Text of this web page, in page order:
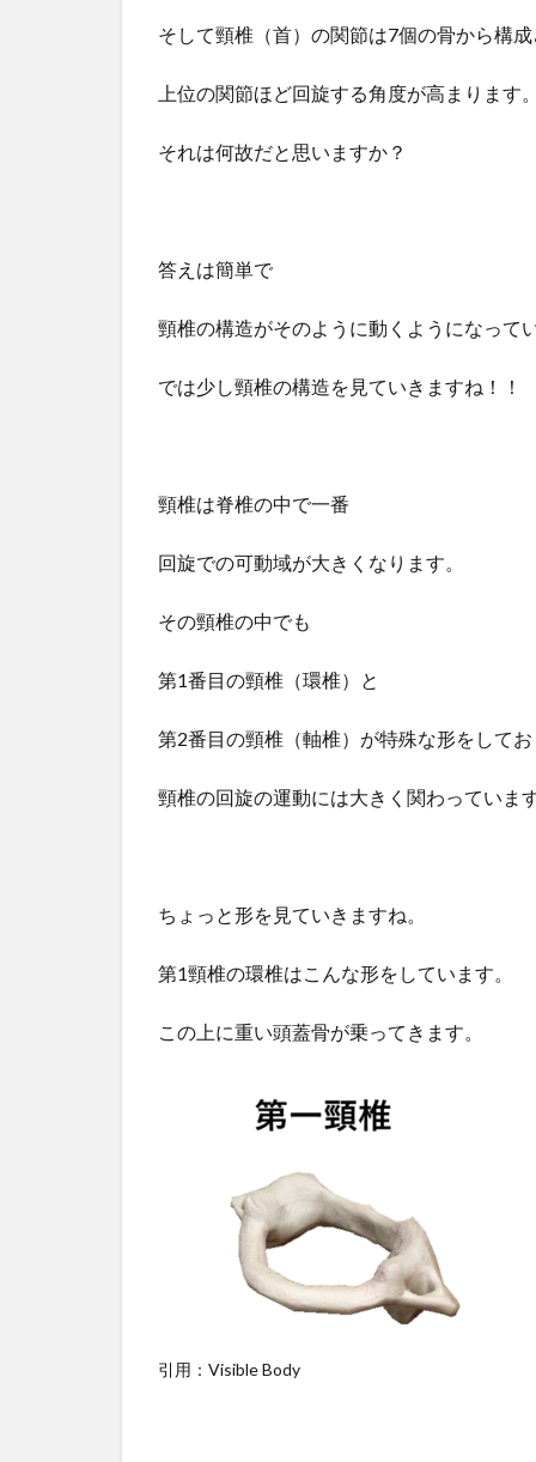
そして頸椎（首）の関節は7個の骨から構
上位の関節ほど回旋する角度が高まります
それは何故だと思いますか？
答えは簡単で
頸椎の構造がそのように動くようになって
では少し頸椎の構造を見ていきますね！！
頸椎は脊椎の中で一番
回旋での可動域が大きくなります。
その頸椎の中でも
第1番目の頸椎（環椎）と
第2番目の頸椎（軸椎）が特殊な形をして
頸椎の回旋の運動には大きく関わっていま
ちょっと形を見ていきますね。
第1頸椎の環椎はこんな形をしています。
この上に重い頭蓋骨が乗ってきます。
引用：Visible Body